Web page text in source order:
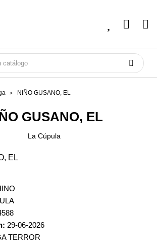
NIÑO GUSANO, EL
GUSANO, EL
La Cúpula
29-06-2026
TERROR